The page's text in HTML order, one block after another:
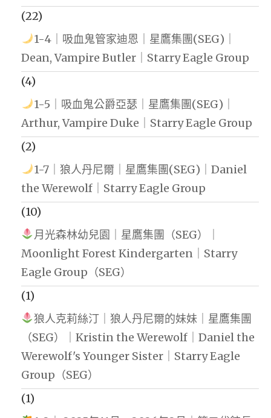
(22)
1-4｜吸血鬼管家迪恩｜星鷹集團(SEG)｜
Dean, Vampire Butler｜Starry Eagle Group
(4)
1-5｜吸血鬼公爵亞瑟｜星鷹集團(SEG)｜
Arthur, Vampire Duke｜Starry Eagle Group
(2)
1-7｜狼人丹尼爾｜星鷹集團(SEG)｜Daniel
the Werewolf｜Starry Eagle Group
(10)
月光森林幼兒園｜星鷹集團（SEG）｜
Moonlight Forest Kindergarten｜Starry
Eagle Group（SEG）
(1)
狼人克莉絲汀｜狼人丹尼爾的妹妹｜星鷹集團
（SEG）｜Kristin the Werewolf｜Daniel the
Werewolf's Younger Sister｜Starry Eagle
Group（SEG）
(1)